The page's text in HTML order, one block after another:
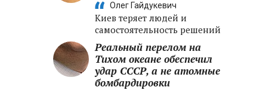
Олег Гайдукевич
Киев теряет людей и
самостоятельность решений
Реальный перелом на
Тихом океане обеспечил
удар СССР, а не атомные
бомбардировки